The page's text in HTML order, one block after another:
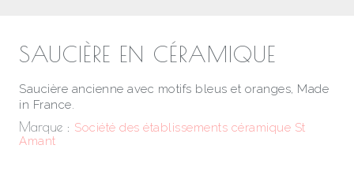
SAUCIÈRE EN CÉRAMIQUE
Saucière ancienne avec motifs bleus et oranges, Made
in France.
Marque : Société des établissements céramique St
Amant